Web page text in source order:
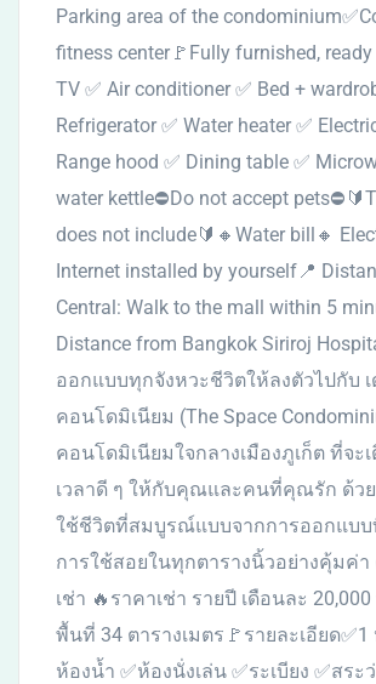
Parking area of the
fitness center🚩Fully furnished,
TV ✅ Air conditioner ✅ Bed +
Refrigerator ✅ Water heater ✅
Range hood ✅ Dining table ✅
water kettle⛔️Do not accept
does not include🔰🔸Water bill🔸
Internet installed by yourself📍
Central: Walk to the mall within 5
Distance from Bangkok Siriroj
ออกแบบทุกจังหวะชีวิตให้ลงตัวไปกับ เ
คอนโดมิเนียม (The Space
คอนโดมิเนียมใจกลางเมืองภูเก็ต ที่จะ
เวลาดี ๆ ให้กับคุณและคนที่คุณรัก ด้ว
ใช้ชีวิตที่สมบูรณ์แบบจากการออกแบบ
การใช้สอยในทุกตารางนิ้วอย่างคุ้มค่
เช่า 🔥ราคาเช่า รายปี เดือนละ
พื้นที่ 34 ตารางเมตร🚩รายละเอียด✅1
ห้องน้ำ ✅ห้องนั่งเล่น ✅ระเบียง ✅สร